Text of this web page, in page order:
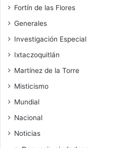
Fortín de las Flores
Generales
Investigación Especial
Ixtaczoquitlán
Martínez de la Torre
Misticismo
Mundial
Nacional
Noticias